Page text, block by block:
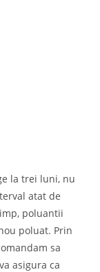
la trei luni, nu
atat de
poluantii
poluat. Prin
sa
asigura ca